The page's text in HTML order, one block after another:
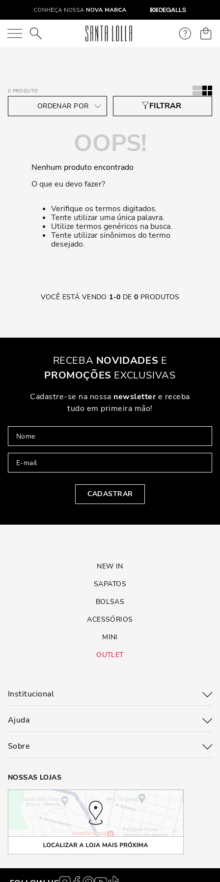
O que você está procurando?
0 PRODUTO
OOPS!
Nenhum produto encontrado
O que eu devo fazer?
Verifique os termos digitados.
Tente utilizar uma única palavra.
Utilize termos genéricos na busca.
Tente utilizar sinônimos do termo
desejado.
VOCÊ ESTÁ VENDO 1-0 DE0 PRODUTOS
RECEBA NOVIDADES E
PROMOÇÕES EXCLUSIVAS
Cadastre-se na nossa newslettere receba
tudo em primeira mão!
CADASTRAR
NEW IN
SAPATOS
BOLSAS
ACESSÓRIOS
MINI
OUTLET
Institucional
Ajuda
Sobre
NOSSAS LOJAS